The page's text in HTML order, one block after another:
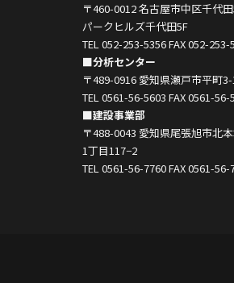
〒460-0012 名古屋市中区千代
パークヒルズ千代田5F
TEL 052-253-5356 FAX 052-253-
■分析センター
〒489-0916 愛知県瀬戸市平町
TEL 0561-56-5603 FAX 0561-56-
■建設事業部
〒488-0043 愛知県尾張旭市北
1丁目117−2
TEL 0561-56-7760 FAX 0561-56-